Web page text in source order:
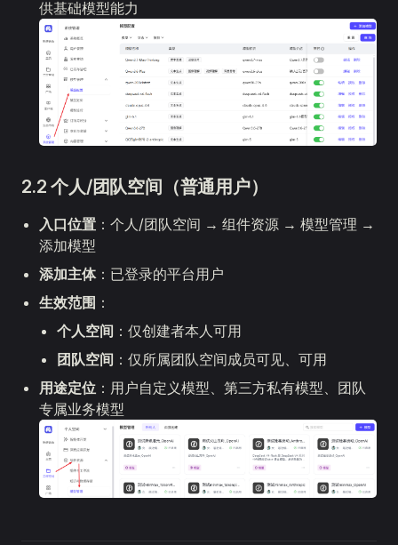
供基础模型能力
2.2 个人/团队空间（普通用户）
入口位置 ：个人/团队空间 → 组件资源 → 模型管理 →
添加模型
添加主体：已登录的平台用户
生效范围 ：
个人空间 ：仅创建者本人可用
团队空间 ：仅所属团队空间成员可见、可用
用途定位 ：用户自定义模型、第三方私有模型、团队
专属业务模型